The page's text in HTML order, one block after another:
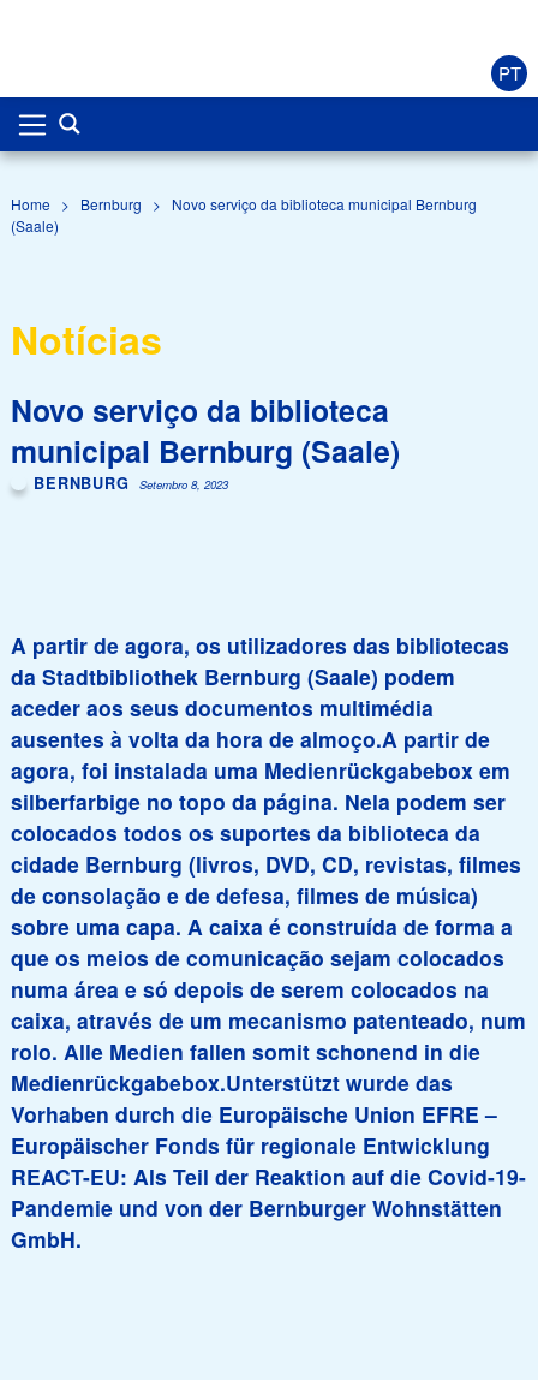
PT
Home > Bernburg >
Novo serviço da biblioteca municipal Bernburg
(Saale)
Notícias
Novo serviço da biblioteca
municipal Bernburg (Saale)
BERNBURG Setembro 8, 2023
A partir de agora, os utilizadores das bibliotecas
da Stadtbibliothek Bernburg (Saale) podem
aceder aos seus documentos multimédia
ausentes à volta da hora de almoço.A partir de
agora, foi instalada uma Medienrückgabebox em
silberfarbige no topo da página. Nela podem ser
colocados todos os suportes da biblioteca da
cidade Bernburg (livros, DVD, CD, revistas, filmes
de consolação e de defesa, filmes de música)
sobre uma capa. A caixa é construída de forma a
que os meios de comunicação sejam colocados
numa área e só depois de serem colocados na
caixa, através de um mecanismo patenteado, num
rolo. Alle Medien fallen somit schonend in die
Medienrückgabebox.Unterstützt wurde das
Vorhaben durch die Europäische Union EFRE –
Europäischer Fonds für regionale Entwicklung
REACT-EU: Als Teil der Reaktion auf die Covid-19-
Pandemie und von der Bernburger Wohnstätten
GmbH.